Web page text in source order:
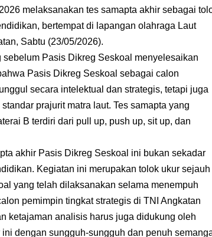
melaksanakan tes samapta akhir sebagai
bertempat di lapangan olahraga Laut
Sabtu (23/05/2026).
Pasis Dikreg Seskoal menyelesaikan
Pasis Dikreg Seskoal sebagai calon
secara intelektual dan strategis, tetapi juga
prajurit matra laut. Tes samapta yang
B terdiri dari pull up, push up, sit up, dan
akhir Pasis Dikreg Seskoal ini bukan sekadar
Kegiatan ini merupakan tolok ukur sejauh
yang telah dilaksanakan selama menempuh
pemimpin tingkat strategis di TNI Angkatan
ketajaman analisis harus juga didukung oleh
dengan sungguh-sungguh dan penuh